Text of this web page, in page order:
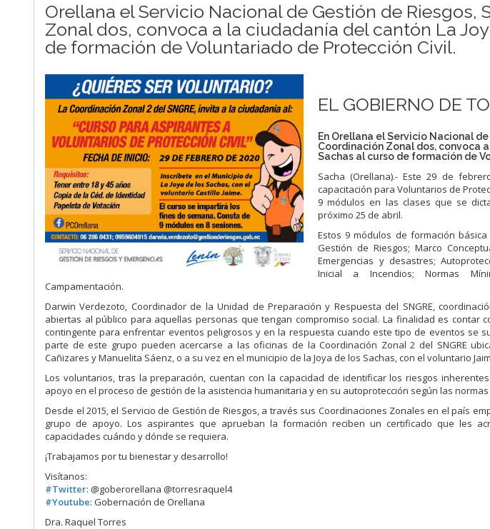
Orellana el Servicio Nacional de Gestión de Riesgos,
Zonal dos, convoca a la ciudadanía del cantón La
de formación de Voluntariado de Protección Civil.
EL GOBIERNO DE
En Orellana el Servicio Nacional
Coordinación Zonal dos, convoca
Sachas al curso de formación de
Sacha (Orellana).- Este 29 de
capacitación para Voluntarios de
9 módulos en las clases que se
próximo 25 de abril.
Estos 9 módulos de formación
Gestión de Riesgos; Marco
Emergencias y desastres;
Inicial a Incendios; Normas
Campamentación.
Darwin Verdezoto, Coordinador de la Unidad de Preparación y Respuesta del SNGRE,
abiertas al público para aquellas personas que tengan compromiso social. La finalidad es contar
contingente para enfrentar eventos peligrosos y en la respuesta cuando este tipo de eventos se
parte de este grupo pueden acercarse a las oficinas de la Coordinación Zonal 2 del SNGRE
Cañizares y Manuelita Sáenz, o a su vez en el municipio de la Joya de los Sachas, con el voluntario
Los voluntarios, tras la preparación, cuentan con la capacidad de identificar los riesgos
apoyo en el proceso de gestión de la asistencia humanitaria y en su autoprotección según las
Desde el 2015, el Servicio de Gestión de Riesgos, a través sus Coordinaciones Zonales en el país
grupo de apoyo. Los aspirantes que aprueban la formación reciben un certificado que les
capacidades cuándo y dónde se requiera.
¡Trabajamos por tu bienestar y desarrollo!
Visítanos:
#Twitter: @goberorellana @torresraquel4
#Youtube: Gobernación de Orellana
Dra. Raquel Torres